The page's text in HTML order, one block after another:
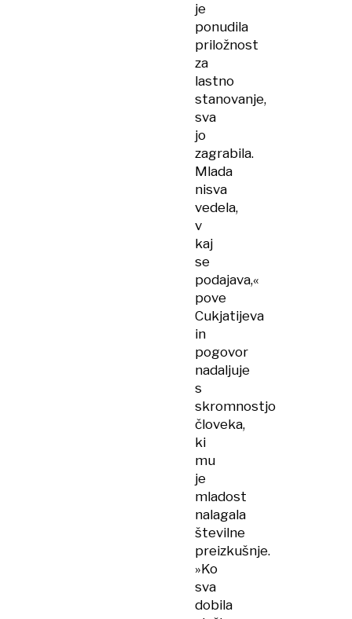
je
ponudila
priložnost
za
lastno
stanovanje,
sva
jo
zagrabila.
Mlada
nisva
vedela,
v
kaj
se
podajava,«
pove
Cukjatijeva
in
pogovor
nadaljuje
s
skromnostjo
človeka,
ki
mu
je
mladost
nalagala
številne
preizkušnje.
»Ko
sva
dobila